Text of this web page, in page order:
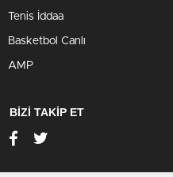
Tenis İddaa
Basketbol Canlı
AMP
BİZİ TAKİP ET